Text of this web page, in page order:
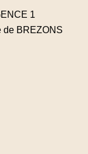
1
de BREZONS